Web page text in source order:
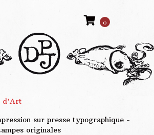
0
d'Art
sur presse typographique -
originales